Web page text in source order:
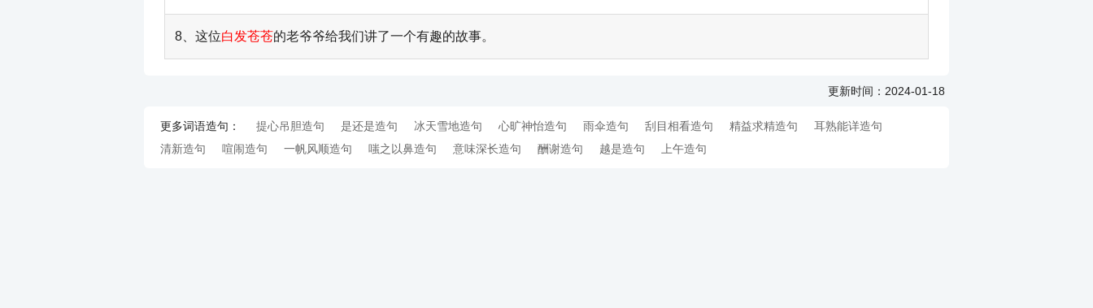
8、这位白发苍苍的老爷爷给我们讲了一个有趣的故事。
更新时间：2024-01-18
更多词语造句： 提心吊胆造句 是还是造句 冰天雪地造句 心旷神怡造句 雨伞造句 刮目相看造句 精益求精造句
耳熟能详造句
清新造句
喧闹造句 一帆风顺造句 嗤之以鼻造句 意味深长造句 酬谢造句 越是造句 上午造句